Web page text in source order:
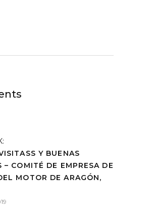
Y BUENAS
– COMITÉ DE EMPRESA DE
MOTOR DE ARAGÓN,